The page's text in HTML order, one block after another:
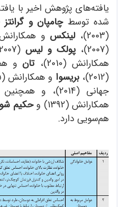
یافته‌های پژوهش اخیر با
شده توسطچامپان و گرانتز
(2003)،
لینکسو همکارانش
(2007)،
پولک و لیس (2007)، نوک (2009)،
همکارانش (2010)،
تانو
(2012)،
بریسوا
جهانی (2014)، و همچنین با پژوهش
همکارانش (1392) و
حکیم
هم‌سویی دارد.